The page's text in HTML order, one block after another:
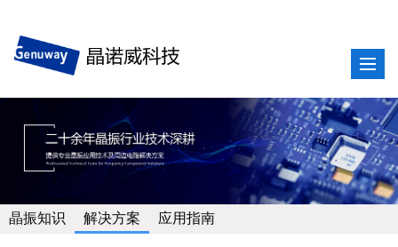
晶振知识 解决方案 应用指南